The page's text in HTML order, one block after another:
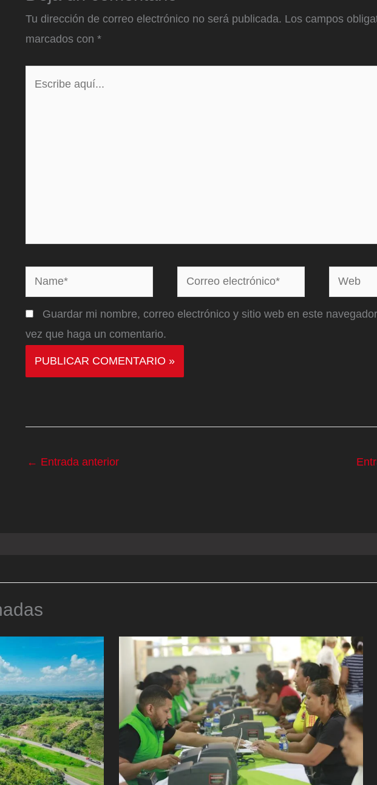
Tu dirección de correo electrónico no será publicada. Los campos
marcados con *
Name*
Correo
electrónico*
Web
Guardar mi nombre, correo electrónico y sitio web en este
vez que haga un comentario.
← Entrada anterior